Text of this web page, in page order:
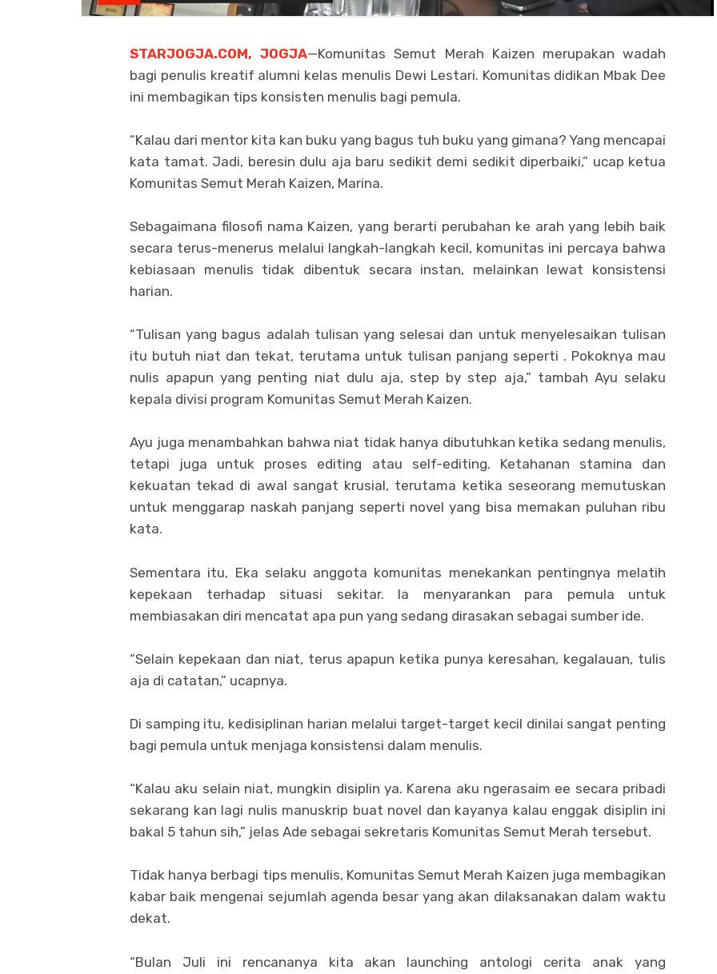
STARJOGJA.COM, JOGJA—Komunitas Semut Merah Kaizen merupakan wadah
bagi penulis kreatif alumni kelas menulis Dewi Lestari. Komunitas didikan Mbak Dee
ini membagikan tips konsisten menulis bagi pemula.
“Kalau dari mentor kita kan buku yang bagus tuh buku yang gimana? Yang mencapai
kata tamat. Jadi, beresin dulu aja baru sedikit demi sedikit diperbaiki,” ucap ketua
Komunitas Semut Merah Kaizen, Marina.
Sebagaimana filosofi nama Kaizen, yang berarti perubahan ke arah yang lebih baik
secara terus-menerus melalui langkah-langkah kecil, komunitas ini percaya bahwa
kebiasaan menulis tidak dibentuk secara instan, melainkan lewat konsistensi
harian.
“Tulisan yang bagus adalah tulisan yang selesai dan untuk menyelesaikan tulisan
itu butuh niat dan tekat, terutama untuk tulisan panjang seperti . Pokoknya mau
nulis apapun yang penting niat dulu aja, step by step aja,” tambah Ayu selaku
kepala divisi program Komunitas Semut Merah Kaizen.
Ayu juga menambahkan bahwa niat tidak hanya dibutuhkan ketika sedang menulis,
tetapi juga untuk proses editing atau self-editing. Ketahanan stamina dan
kekuatan tekad di awal sangat krusial, terutama ketika seseorang memutuskan
untuk menggarap naskah panjang seperti novel yang bisa memakan puluhan ribu
kata.
Sementara itu, Eka selaku anggota komunitas menekankan pentingnya melatih
kepekaan terhadap situasi sekitar. Ia menyarankan para pemula untuk
membiasakan diri mencatat apa pun yang sedang dirasakan sebagai sumber ide.
“Selain kepekaan dan niat, terus apapun ketika punya keresahan, kegalauan, tulis
aja di catatan,” ucapnya.
Di samping itu, kedisiplinan harian melalui target-target kecil dinilai sangat penting
bagi pemula untuk menjaga konsistensi dalam menulis.
“Kalau aku selain niat, mungkin disiplin ya. Karena aku ngerasaim ee secara pribadi
sekarang kan lagi nulis manuskrip buat novel dan kayanya kalau enggak disiplin ini
bakal 5 tahun sih,” jelas Ade sebagai sekretaris Komunitas Semut Merah tersebut.
Tidak hanya berbagi tips menulis, Komunitas Semut Merah Kaizen juga membagikan
kabar baik mengenai sejumlah agenda besar yang akan dilaksanakan dalam waktu
dekat.
“Bulan Juli ini rencananya kita akan launching antologi cerita anak yang